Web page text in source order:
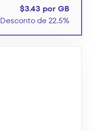
$3.43 por GB
Desconto de 22.5%